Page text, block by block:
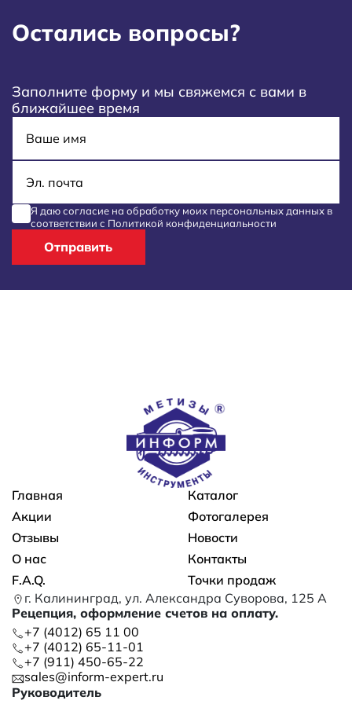
Остались вопросы?
Заполните форму и мы свяжемся с вами в
ближайшее время
Я даю согласие на обработку моих персональных данных в
соответствии с Политикой конфиденциальности
Отправить
Основная навигация
Главная
Каталог
Акции
Фотогалерея
Отзывы
Новости
О нас
Контакты
F.A.Q.
Точки продаж
г. Калининград, ул. Александра Суворова, 125 А
Рецепция, оформление счетов на оплату.
+7 (4012) 65 11 00
+7 (4012) 65-11-01
+7 (911) 450-65-22
sales@inform-expert.ru
Руководитель